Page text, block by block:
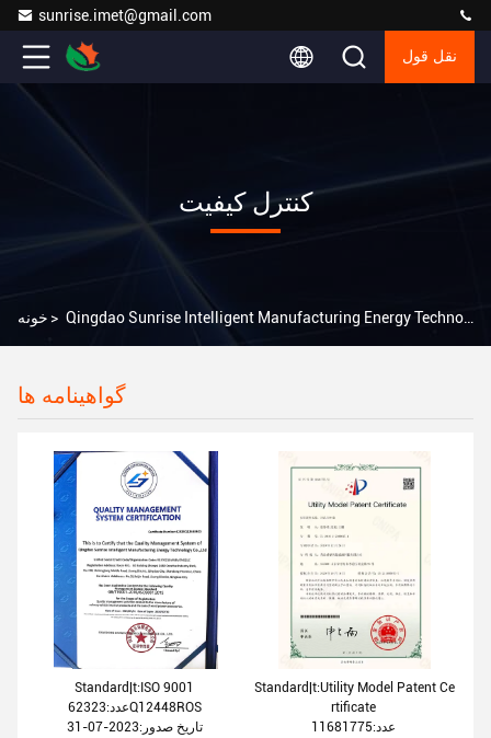
sunrise.imet@gmail.com
نقل قول
کنترل کیفیت
خونه > Qingdao Sunrise Intelligent Manufacturing Energy Technology Co.,Ltd کنترل کیفیت
گواهینامه ها
Standard|t:ISO 9001
عدد:62323Q12448ROS
تاریخ صدور:2023-07-31
Standard|t:Utility Model Patent Ce
rtificate